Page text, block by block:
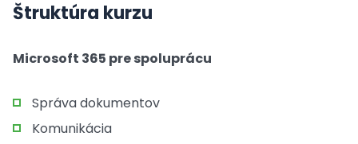
Štruktúra kurzu
Microsoft 365 pre spoluprácu
Správa dokumentov
Komunikácia